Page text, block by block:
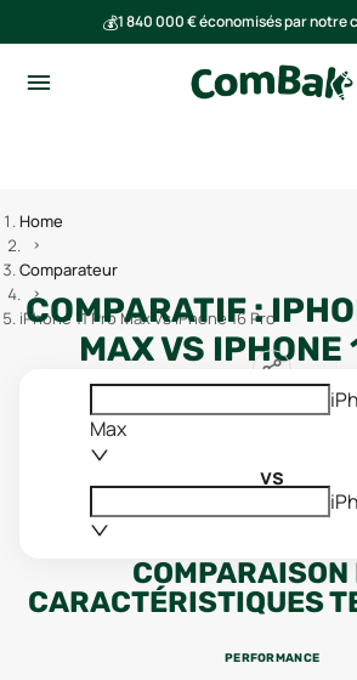
💰1 840 000 € économisés par notre
Home
Comparateur
iPhone 11 Pro Max vs iPhone 16 Pro
COMPARATIF :
MAXVS IPHONE
Max
vs
COMPARAISON
CARACTÉRISTIQUES
PERFORMANCE